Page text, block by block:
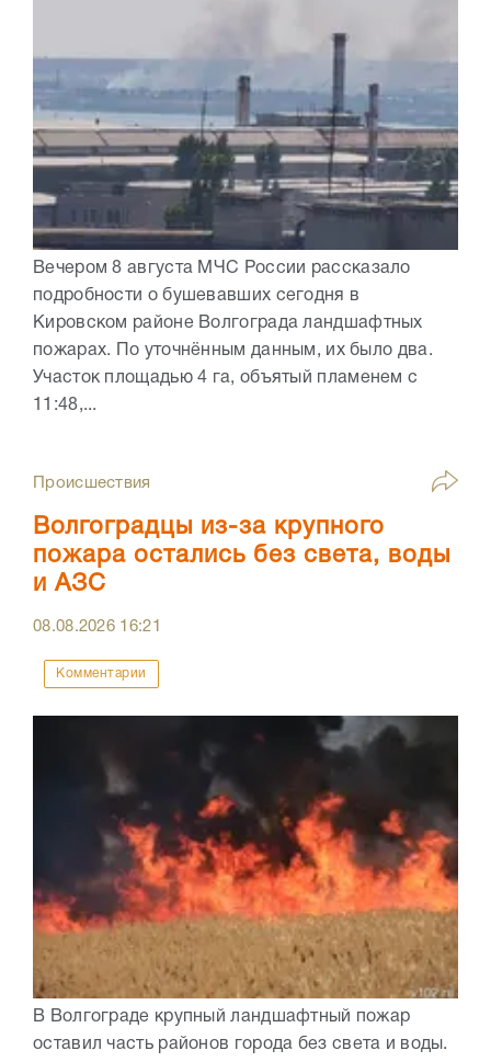
Вечером 8 августа МЧС России рассказало
подробности о бушевавших сегодня в
Кировском районе Волгограда ландшафтных
пожарах. По уточнённым данным, их было два.
Участок площадью 4 га, объятый пламенем с
11:48,...
Происшествия
Волгоградцы из-за крупного
пожара остались без света, воды
и АЗС
08.08.2026 16:21
Комментарии
В Волгограде крупный ландшафтный пожар
оставил часть районов города без света и воды.